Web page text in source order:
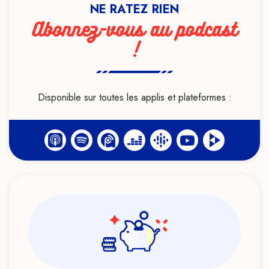
NE RATEZ RIEN
Abonnez-vous au podcast
!
Disponible sur toutes les applis et plateformes :